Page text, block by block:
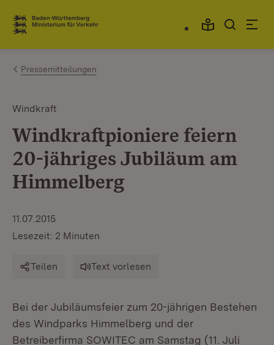
Zum Inhalt springen
Link zur Startseite
Pressemitteilungen
Windkraft
Windkraftpioniere feiern
20-jähriges Jubiläum am
Himmelberg
11.07.2015
Lesezeit: 2 Minuten
Teilen Text vorlesen
Bei der Jubiläumsfeier zum 20-jährigen Bestehen
des Windparks Himmelberg und der
Betreiberfirma SOWITEC am Samstag (11. Juli